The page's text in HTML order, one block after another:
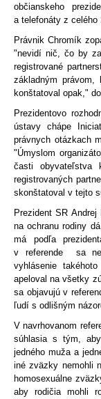
občianskeho
a telefonáty z celého
Právnik Chromík
"nevidí nič, čo by
registrované
základným
konštatoval opak,"
Prezidentovo
ústavy chápe
právnych otázkach
"Úmyslom
časti obyvateľstva
registrovaných
skonštatoval v tejto
Prezident SR
na ochranu rodiny
má podľa
v referende sa
vyhlásenie
apeloval na všetky
sa objavujú v
ľudí s odlišným
V navrhovanom
súhlasia s tým,
jedného muža a
iné zväzky nemohli
homosexuálne
aby rodičia mohli